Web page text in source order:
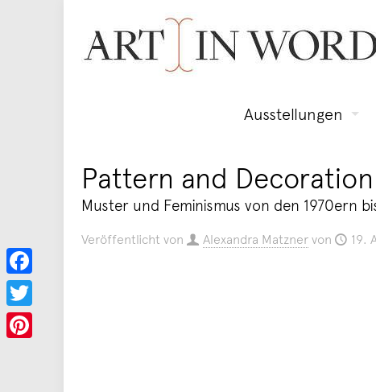
Ausstellungen
Pattern and
Muster und Feminismus von den 1970ern
Veröffentlicht von Alexandra Matzner von 19.
Facebook
Twitter